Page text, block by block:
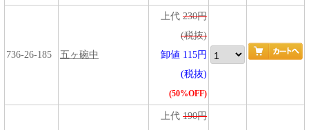
736-26-185 五ヶ碗中
上代 230円
(税抜)
卸値 115円
(税抜)
(50%OFF)
上代 190円